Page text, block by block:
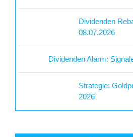
Dividenden
08.07.2026
Dividenden Alarm:
Strategie:
2026